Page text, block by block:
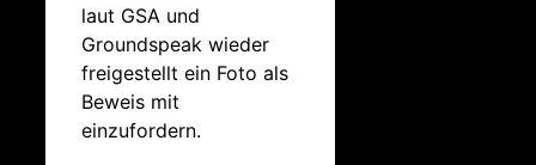
laut GSA und
Groundspeak wieder
freigestellt ein Foto als
Beweis mit
einzufordern.